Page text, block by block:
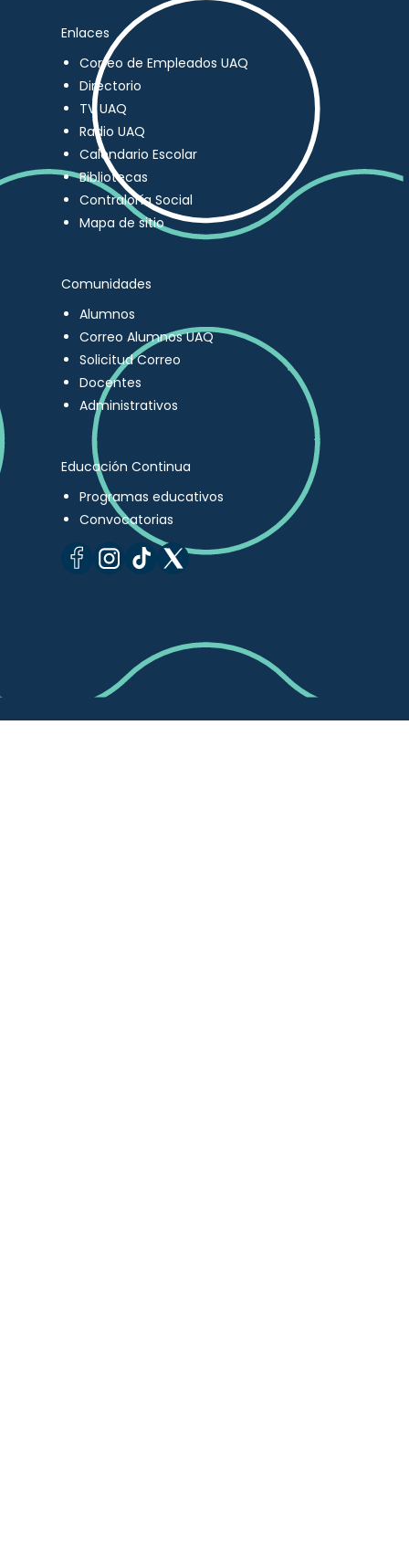
Enlaces
Correo de Empleados UAQ
Directorio
TV UAQ
Radio UAQ
Calendario Escolar
Bibliotecas
Contraloría Social
Mapa de sitio
Comunidades
Alumnos
Correo Alumnos UAQ
Solicitud Correo
Docentes
Administrativos
Educación Continua
Programas educativos
Convocatorias